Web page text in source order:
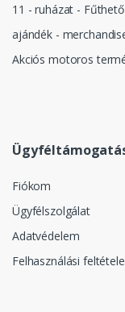
11 - ruházat -
ajándék -
Akciós motoros
Fiókom
Ügyfélszolgálat
Adatvédelem
Felhasználási